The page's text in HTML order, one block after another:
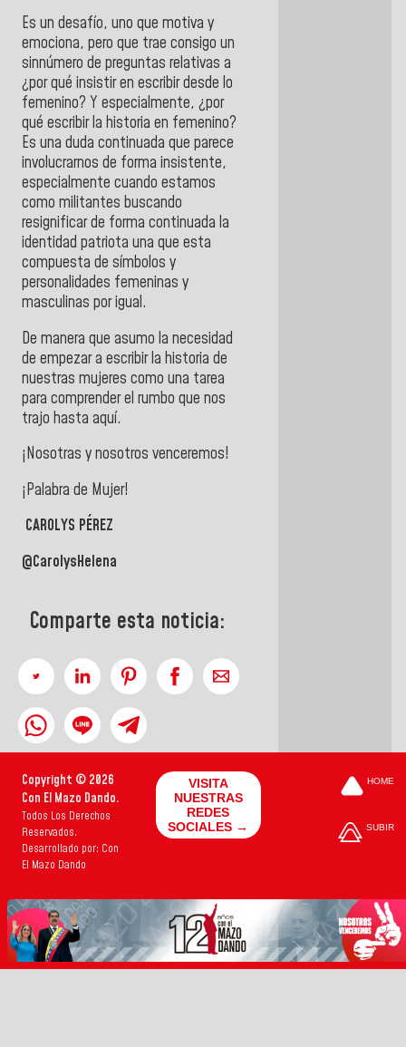
Es un desafío, uno que motiva y
emociona, pero que trae consigo un
sinnúmero de preguntas relativas a
¿por qué insistir en escribir desde lo
femenino? Y especialmente, ¿por
qué escribir la historia en femenino?
Es una duda continuada que parece
involucrarnos de forma insistente,
especialmente cuando estamos
como militantes buscando
resignificar de forma continuada la
identidad patriota una que esta
compuesta de símbolos y
personalidades femeninas y
masculinas por igual.
De manera que asumo la necesidad
de empezar a escribir la historia de
nuestras mujeres como una tarea
para comprender el rumbo que nos
trajo hasta aquí.
¡Nosotras y nosotros venceremos!
¡Palabra de Mujer!
CAROLYS PÉREZ
@CarolysHelena
Comparte esta noticia:
Copyright © 2026
Con El Mazo Dando.
Todos Los Derechos
Reservados.
Desarrollado por: Con
El Mazo Dando
VISITA
NUESTRAS
REDES
SOCIALES →
HOME
SUBIR